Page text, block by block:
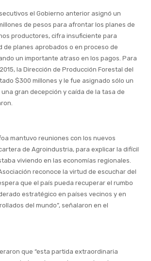
el Gobierno anterior asignó un
de pesos para afrontar los planes de
productores, cifra insuficiente para
de planes aprobados o en proceso de
un importante atraso en los pagos. Para
la Dirección de Producción Forestal del
$300 millones y le fue asignado sólo un
gran decepción y caída de la tasa de
mantuvo reuniones con los nuevos
de Agroindustria, para explicar la difícil
viviendo en las economías regionales.
reconoce la virtud de escuchar del
que el país pueda recuperar el rumbo
estratégico en países vecinos y en
del mundo”, señalaron en el
que “esta partida extraordinaria